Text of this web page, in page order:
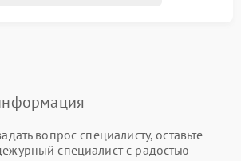
вопрос специалисту, оставьте
специалист с радостью